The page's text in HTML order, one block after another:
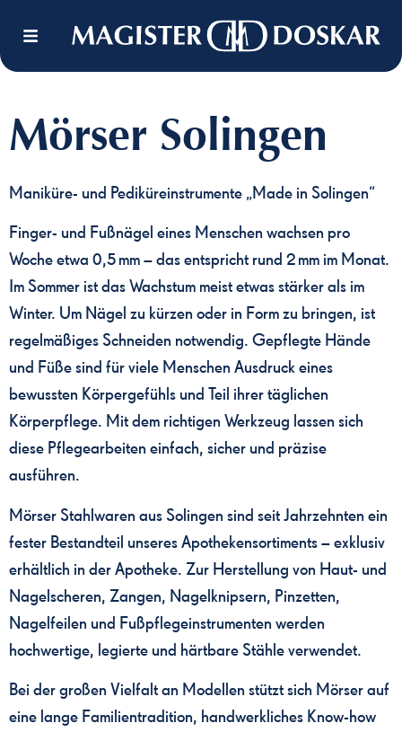
Mörser Solingen
Maniküre- und Pediküreinstrumente „Made in Solingen“
Finger- und Fußnägel eines Menschen wachsen pro
Woche etwa 0,5 mm – das entspricht rund 2 mm im Monat.
Im Sommer ist das Wachstum meist etwas stärker als im
Winter. Um Nägel zu kürzen oder in Form zu bringen, ist
regelmäßiges Schneiden notwendig. Gepflegte Hände
und Füße sind für viele Menschen Ausdruck eines
bewussten Körpergefühls und Teil ihrer täglichen
Körperpflege. Mit dem richtigen Werkzeug lassen sich
diese Pflegearbeiten einfach, sicher und präzise
ausführen.
Mörser Stahlwaren aus Solingen sind seit Jahrzehnten ein
fester Bestandteil unseres Apothekensortiments – exklusiv
erhältlich in der Apotheke. Zur Herstellung von Haut- und
Nagelscheren, Zangen, Nagelknipsern, Pinzetten,
Nagelfeilen und Fußpflegeinstrumenten werden
hochwertige, legierte und härtbare Stähle verwendet.
Bei der großen Vielfalt an Modellen stützt sich Mörser auf
eine lange Familientradition, handwerkliches Know-how